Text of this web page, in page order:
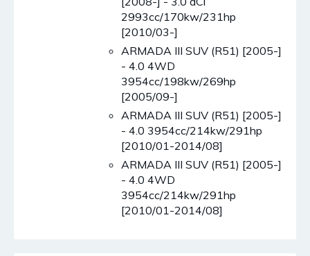
2993cc/170kw/231hp
[2010/03-]
ARMADA III SUV (R51) [2005-]
- 4.0 4WD
3954cc/198kw/269hp
[2005/09-]
ARMADA III SUV (R51) [2005-]
- 4.0 3954cc/214kw/291hp
[2010/01-2014/08]
ARMADA III SUV (R51) [2005-]
- 4.0 4WD
3954cc/214kw/291hp
[2010/01-2014/08]